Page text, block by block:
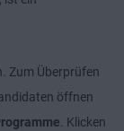
Zum Überprüfen
öffnen
. Klicken